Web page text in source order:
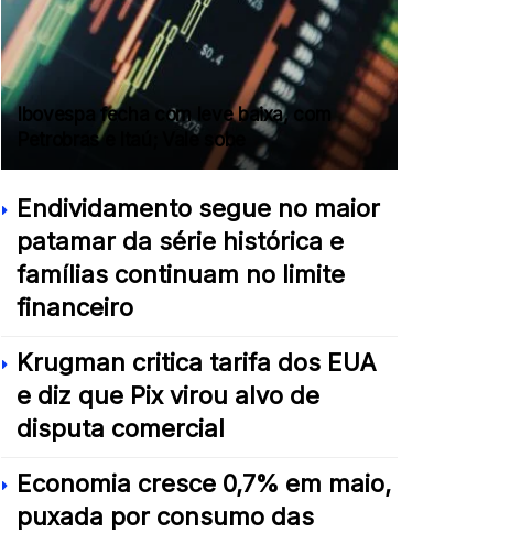
Ibovespa fecha com leve baixa, com
Petrobras e Itaú; Vale sobe
Endividamento segue no maior
patamar da série histórica e
famílias continuam no limite
financeiro
Krugman critica tarifa dos EUA
e diz que Pix virou alvo de
disputa comercial
Economia cresce 0,7% em maio,
puxada por consumo das